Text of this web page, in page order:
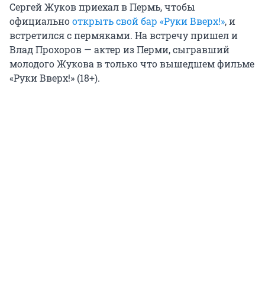
Сергей Жуков приехал в Пермь, чтобы
официальнооткрыть свой бар «Руки Вверх!», и
встретился с пермяками. На встречу пришел и
Влад Прохоров — актер из Перми, сыгравший
молодого Жукова в только что вышедшем фильме
«Руки Вверх!» (18+).